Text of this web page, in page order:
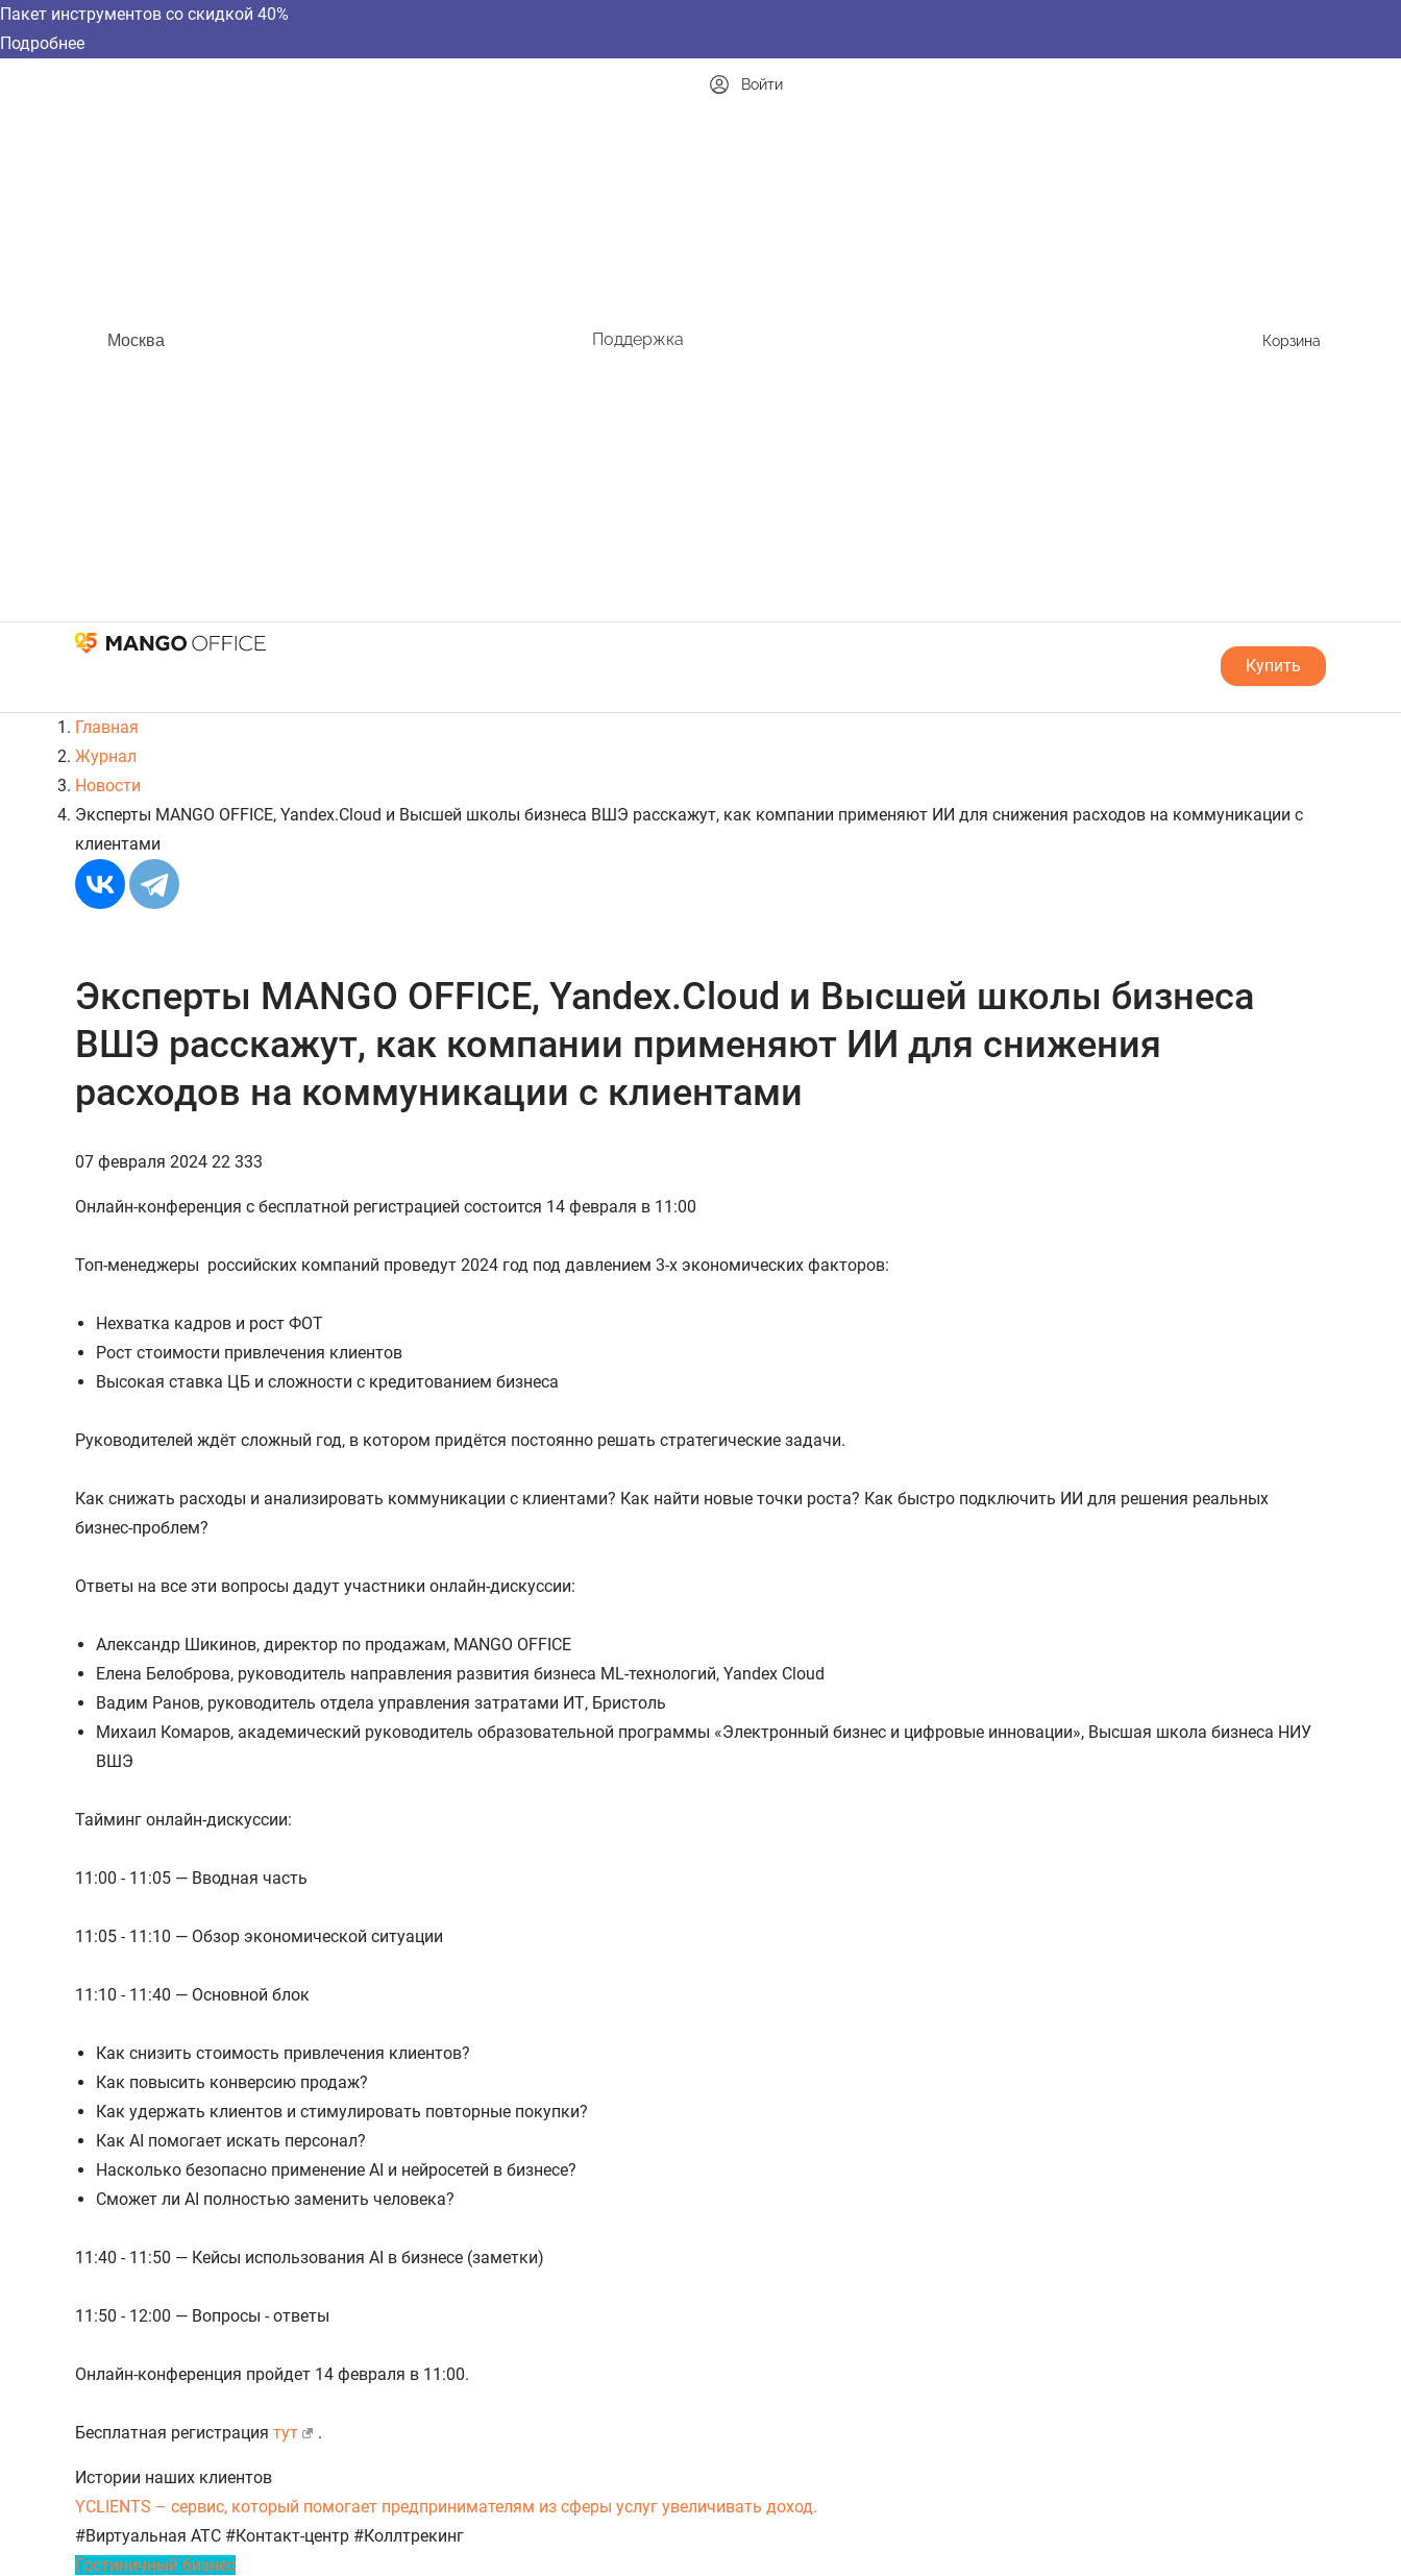
Пакет инструментов со скидкой 40%
Подробнее
Москва Поддержка
Войти
Корзина
Купить
Главная
Журнал
Новости
Эксперты MANGO OFFICE, Yandex.Cloud и Высшей школы бизнеса ВШЭ расскажут, как компании применяют ИИ для снижения расходов на коммуникации с
клиентами
Эксперты MANGO OFFICE, Yandex.Cloud и Высшей школы бизнеса
ВШЭ расскажут, как компании применяют ИИ для снижения
расходов на коммуникации с клиентами
07 февраля 2024 22 333
Онлайн-конференция с бесплатной регистрацией состоится 14 февраля в 11:00
Топ-менеджеры российских компаний проведут 2024 год под давлением 3-х экономических факторов:
Нехватка кадров и рост ФОТ
Рост стоимости привлечения клиентов
Высокая ставка ЦБ и сложности с кредитованием бизнеса
Руководителей ждёт сложный год, в котором придётся постоянно решать стратегические задачи.
Как снижать расходы и анализировать коммуникации с клиентами? Как найти новые точки роста? Как быстро подключить ИИ для решения реальных
бизнес-проблем?
Ответы на все эти вопросы дадут участники онлайн-дискуссии:
Александр Шикинов, директор по продажам, MANGO OFFICE
Елена Белоброва, руководитель направления развития бизнеса ML-технологий, Yandex Cloud
Вадим Ранов, руководитель отдела управления затратами ИТ, Бристоль
Михаил Комаров, академический руководитель образовательной программы «Электронный бизнес и цифровые инновации», Высшая школа бизнеса НИУ
ВШЭ
Тайминг онлайн-дискуссии:
11:00 - 11:05 — Вводная часть
11:05 - 11:10 — Обзор экономической ситуации
11:10 - 11:40 — Основной блок
Как снизить стоимость привлечения клиентов?
Как повысить конверсию продаж?
Как удержать клиентов и стимулировать повторные покупки?
Как AI помогает искать персонал?
Насколько безопасно применение AI и нейросетей в бизнесе?
Сможет ли AI полностью заменить человека?
11:40 - 11:50 — Кейсы использования AI в бизнесе (заметки)
11:50 - 12:00 — Вопросы - ответы
Онлайн-конференция пройдет 14 февраля в 11:00.
Бесплатная регистрация тут .
Истории наших клиентов
YCLIENTS – сервис, который помогает предпринимателям из сферы услуг увеличивать доход.
#Виртуальная АТС #Контакт-центр #Коллтрекинг
Гостиничный бизнес